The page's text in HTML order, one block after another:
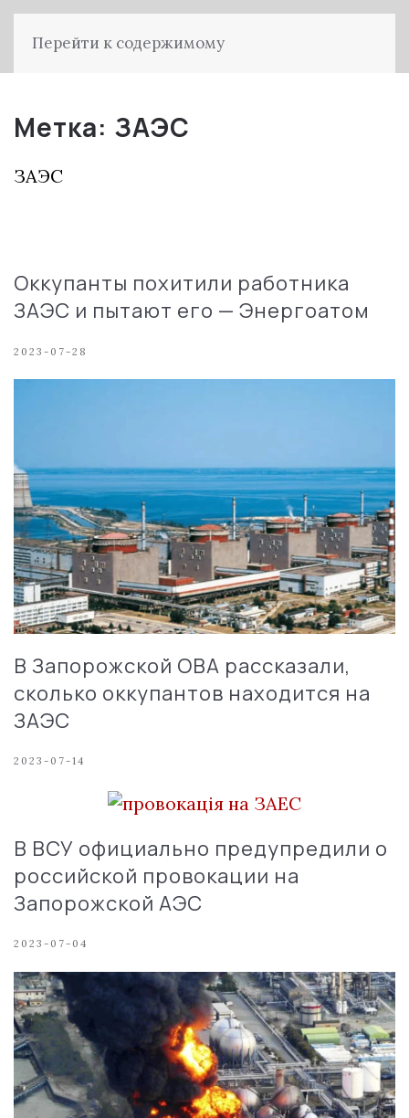
Перейти к содержимому
Метка: ЗАЭС
ЗАЭС
Оккупанты похитили работника
ЗАЭС и пытают его — Энергоатом
2023-07-28
В Запорожской ОВА рассказали,
сколько оккупантов находится на
ЗАЭС
2023-07-14
В ВСУ официально предупредили о
российской провокации на
Запорожской АЭС
2023-07-04